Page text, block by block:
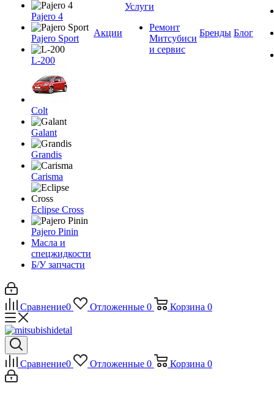
Pajero 4
Pajero Sport
L-200
Colt
Galant
Grandis
Carisma
Eclipse Cross
Pajero Pinin
Масла и
спецжидкости
Б/У запчасти
Акции
Услуги
Ремонт
Митсубиси
и сервис
Бренды Блог
Сравнение0 Отложенные 0 Корзина 0
Сравнение0 Отложенные 0 Корзина 0